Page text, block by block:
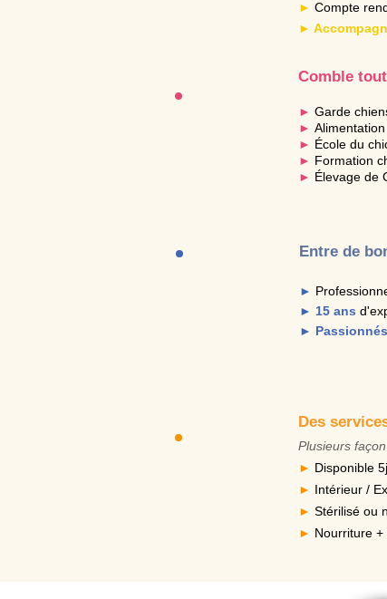
► Compte
►
Comble
► Garde
►
► École du
► Formation
► Élevage de
Entre de
►
► 15 ans
► Passionnés
Des
Plusieurs
► Disponible
► Intérieur /
► Stérilisé ou
► Nourriture +